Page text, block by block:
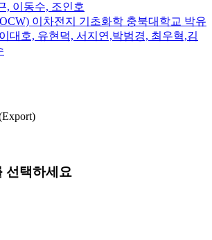
, 이동수, 조인호
이차전지 기초화학 충북대학교 박유
대호, 유현덕, 서지연,박범경, 최우혁,김
선택하세요